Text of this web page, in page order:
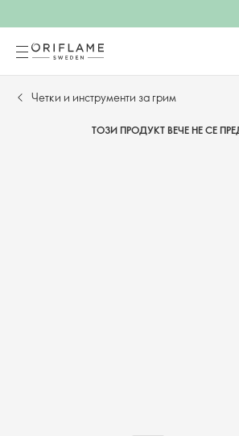
Четки и инструменти за грим
ТОЗИ ПРОДУКТ ВЕЧЕ НЕ СЕ